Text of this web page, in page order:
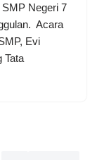
Negeri 7
Acara
Evi
Tata